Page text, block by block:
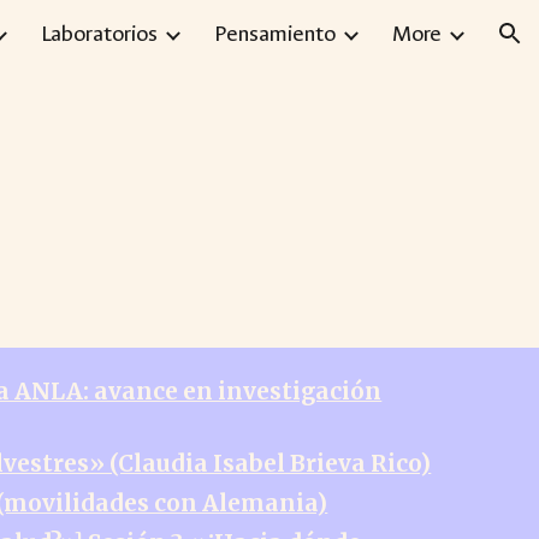
Laboratorios Pensamiento More
ANLA: avance en investigación
(Claudia Isabel Brieva Rico)
con Alemania)